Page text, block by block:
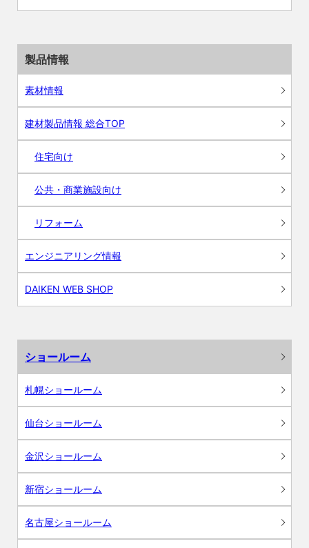
製品情報
素材情報
建材製品情報 総合TOP
住宅向け
公共・商業施設向け
リフォーム
エンジニアリング情報
DAIKEN WEB SHOP
ショールーム
札幌ショールーム
仙台ショールーム
金沢ショールーム
新宿ショールーム
名古屋ショールーム